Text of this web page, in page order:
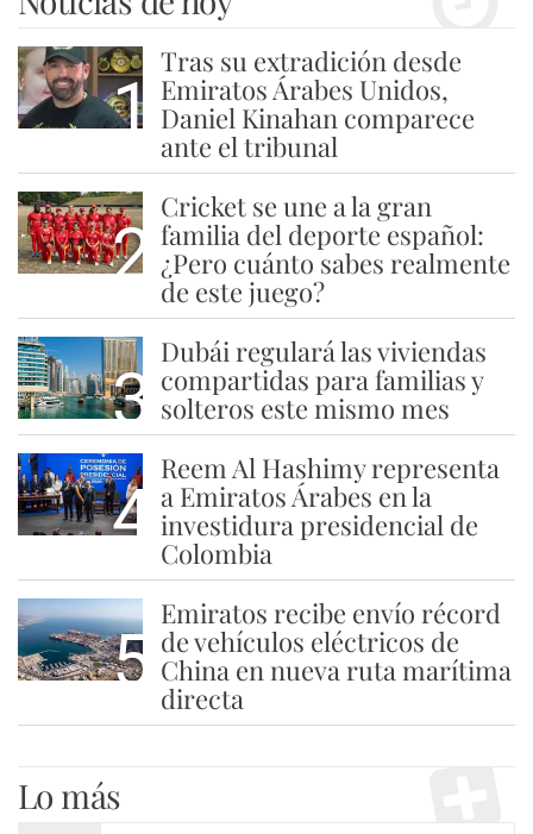
1
Tras su extradición desde
Emiratos Árabes Unidos,
Daniel Kinahan comparece
ante el tribunal
2
Cricket se une a la gran
familia del deporte español:
¿Pero cuánto sabes realmente
de este juego?
3
Dubái regulará las viviendas
compartidas para familias y
solteros este mismo mes
4
Reem Al Hashimy representa
a Emiratos Árabes en la
investidura presidencial de
Colombia
5
Emiratos recibe envío récord
de vehículos eléctricos de
China en nueva ruta marítima
directa
Lo más